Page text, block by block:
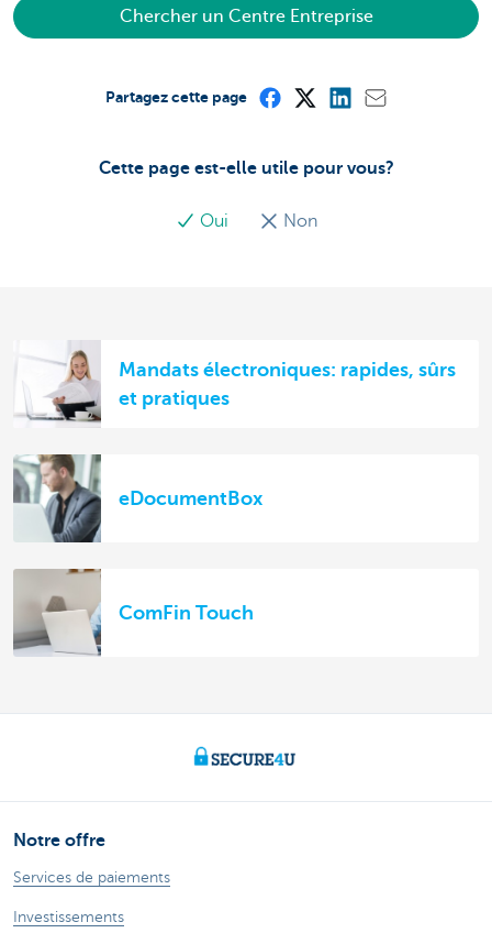
Chercher un Centre Entreprise
Cette page est-elle utile pour vous?
Oui Non
Partagez cette page
Mandats électroniques: rapides, sûrs
et pratiques
eDocumentBox
ComFin Touch
Notre offre
Services de paiements
Investissements